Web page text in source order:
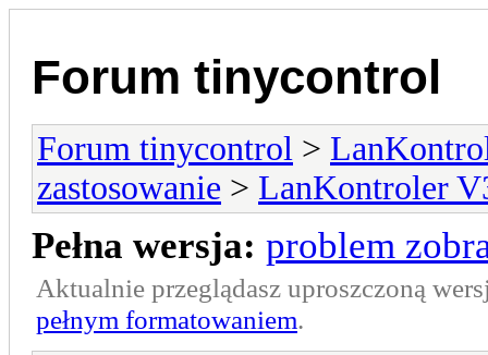
Forum tinycontrol
Forum tinycontrol >
zastosowanie > LanKontroler
Pełna wersja: problem
Aktualnie przeglądasz uproszczoną
pełnym formatowaniem.